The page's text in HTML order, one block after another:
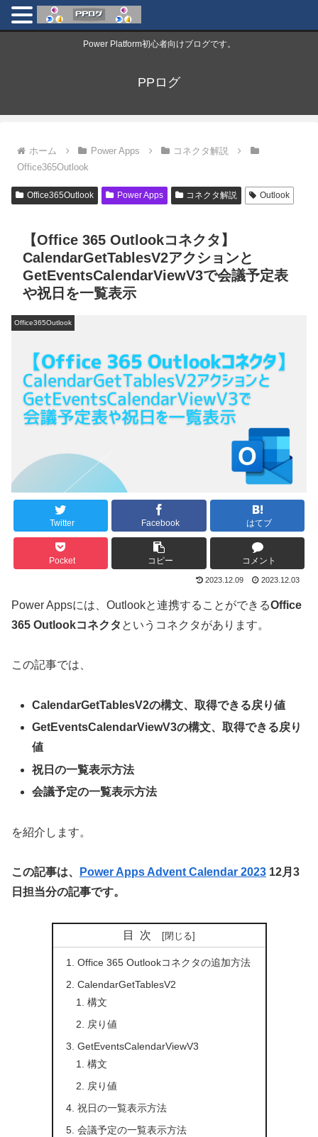
Power Platform初心者向けブログです。
PPログ
ホーム Power Apps
コネクタ解説
Office365Outlook
Office365Outlook Power Apps コネクタ解説 Outlook
【Office 365 Outlookコネクタ】
CalendarGetTablesV2アクションと
GetEventsCalendarViewV3で会議予定表
や祝日を一覧表示
Office365Outlook
Twitter Facebook はてブ
Pocket コピー コメント
2023.12.09 2023.12.03
Power Appsには、Outlookと連携することができるOffice
365 Outlookコネクタ というコネクタがあります。
この記事では、
CalendarGetTablesV2の構文、取得できる戻り値
GetEventsCalendarViewV3の構文、取得できる戻り
値
祝日の一覧表示方法
会議予定の一覧表示方法
を紹介します。
この記事は、 Power Apps Advent Calendar 2023 12月3
日担当分の記事です。
目次
Office 365 Outlookコネクタの追加方法
CalendarGetTablesV2
構文
戻り値
GetEventsCalendarViewV3
構文
戻り値
祝日の一覧表示方法
会議予定の一覧表示方法